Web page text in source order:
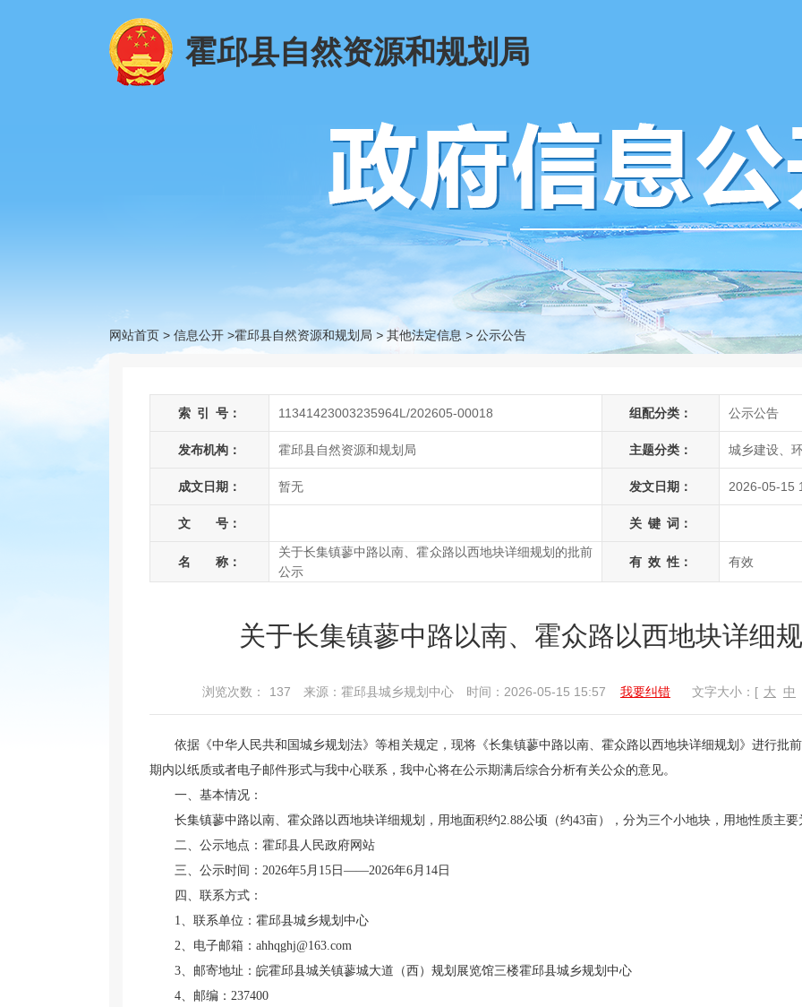
霍邱县自然资源和规划局
网站首页 > 信息公开 >霍邱县自然资源和规划局 > 其他法定信息 > 公示公告
索 引 号： 11341423003235964L/202605-00018 组配分类： 公示公告
发布机构： 霍邱县自然资源和规划局 主题分类： 城乡建设、
成文日期： 暂无 发文日期： 2026-05-15
文 号： 关 键 词：
名 称：
关于长集镇蓼中路以南、霍众路以西地块详细规划的批前
公示
有 效 性： 有效
关于长集镇蓼中路以南、霍众路以西地块详细
浏览次数： 137 来源：霍邱县城乡规划中心 时间：2026-05-15 15:57 我要纠错 文字大小：[ 大 中
依据《中华人民共和国城乡规划法》等相关规定，现将《长集镇蓼中路以南、霍众路以西地块详细规划》进行批
期内以纸质或者电子邮件形式与我中心联系，我中心将在公示期满后综合分析有关公众的意见。
一、基本情况：
长集镇蓼中路以南、霍众路以西地块详细规划，用地面积约2.88公顷（约43亩），分为三个小地块，用地性质主要
二、公示地点：霍邱县人民政府网站
三、公示时间：2026年5月15日——2026年6月14日
四、联系方式：
1、联系单位：霍邱县城乡规划中心
2、电子邮箱：ahhqghj@163.com
3、邮寄地址：皖霍邱县城关镇蓼城大道（西）规划展览馆三楼霍邱县城乡规划中心
4、邮编：237400